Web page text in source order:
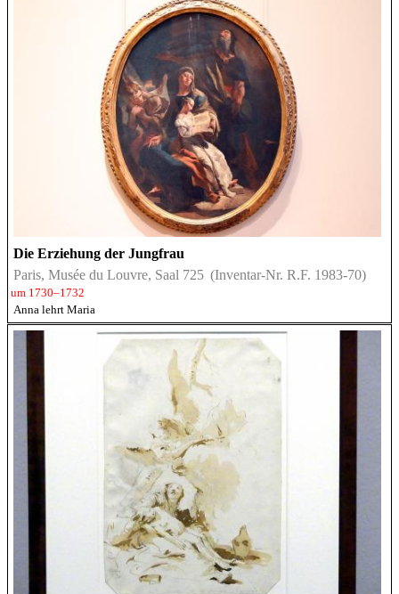
Die Erziehung der Jungfrau
Paris, Musée du Louvre, Saal 725 (Inventar-Nr. R.F. 1983-70)
um 1730–1732
Anna lehrt Maria